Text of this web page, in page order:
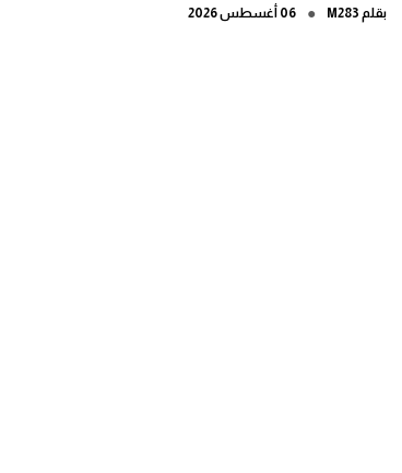
بقلم M283
● 06 أغسطس 2026